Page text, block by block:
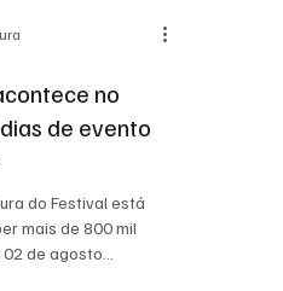
no
de evento
do Festival está